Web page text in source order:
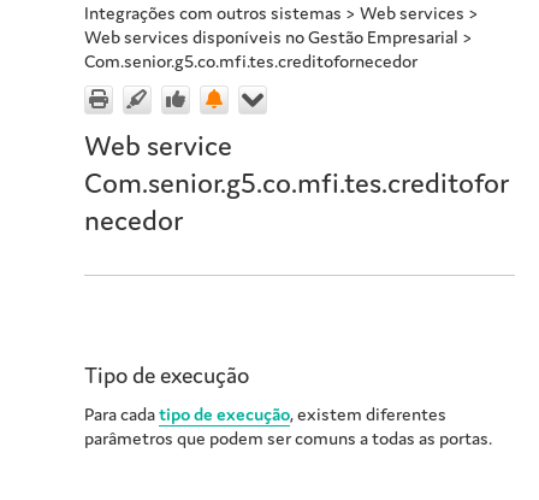
Integrações com outros sistemas > Web services >
Web services disponíveis no Gestão Empresarial >
Com.senior.g5.co.mfi.tes.creditofornecedor
Web service
Com.senior.g5.co.mfi.tes.creditofor
necedor
Tipo de execução
Para cadatipo de execução, existem diferentes
parâmetros que podem ser comuns a todas as portas.